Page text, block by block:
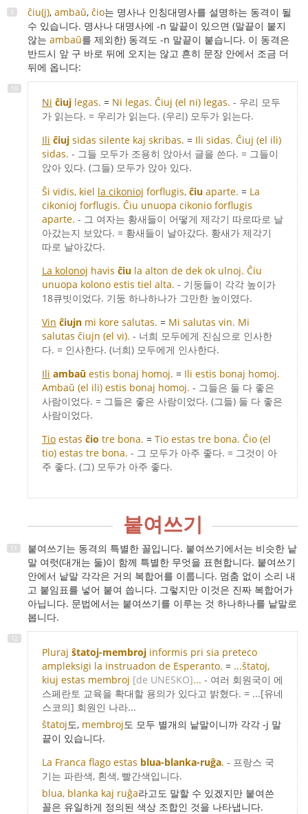
ĉiu(j), ambaŭ, ĉio는 명사나 인칭대명사를 설명하는 동격이 될
수 있습니다. 명사나 대명사에 -n 말끝이 있으면 (말끝이 붙지
않는 ambaŭ를 제외한) 동격도 -n 말끝이 붙습니다. 이 동격은
반드시 앞 구 바로 뒤에 오지는 않고 흔히 문장 안에서 조금 더
뒤에 옵니다:
Ni ĉiuj legas. = Ni legas. Ĉiuj (el ni) legas. - 우리 모두
가 읽는다. = 우리가 읽는다. (우리) 모두가 읽는다.
Ili ĉiuj sidas silente kaj skribas. = Ili sidas. Ĉiuj (el ili)
sidas. - 그들 모두가 조용히 앉아서 글을 쓴다. = 그들이
앉아 있다. (그들) 모두가 앉아 있다.
Ŝi vidis, kiel la cikonioj forflugis, ĉiu aparte. = La
cikonioj forflugis. Ĉiu unuopa cikonio forflugis
aparte. - 그 여자는 황새들이 어떻게 제각기 따로따로 날
아갔는지 보았다. = 황새들이 날아갔다. 황새가 제각기
따로 날아갔다.
La kolonoj havis ĉiu la alton de dek ok ulnoj. Ĉiu
unuopa kolono estis tiel alta. - 기둥들이 각각 높이가
18큐빗이었다. 기둥 하나하나가 그만한 높이였다.
Vin ĉiujn mi kore salutas. = Mi salutas vin. Mi
salutas ĉiujn (el vi). - 너희 모두에게 진심으로 인사한
다. = 인사한다. (너희) 모두에게 인사한다.
Ili ambaŭ estis bonaj homoj. = Ili estis bonaj homoj.
Ambaŭ (el ili) estis bonaj homoj. - 그들은 둘 다 좋은
사람이었다. = 그들은 좋은 사람이었다. (그들) 둘 다 좋은
사람이었다.
Tio estas ĉio tre bona. = Tio estas tre bona. Ĉio (el
tio) estas tre bona. - 그 모두가 아주 좋다. = 그것이 아
주 좋다. (그) 모두가 아주 좋다.
붙여쓰기
붙여쓰기는 동격의 특별한 꼴입니다. 붙여쓰기에서는 비슷한 낱
말 여럿(대개는 둘)이 함께 특별한 무엇을 표현합니다. 붙여쓰기
안에서 낱말 각각은 거의 복합어를 이룹니다. 멈춤 없이 소리 내
고 붙임표를 넣어 붙여 씁니다. 그렇지만 이것은 진짜 복합어가
아닙니다. 문법에서는 붙여쓰기를 이루는 것 하나하나를 낱말로
봅니다.
Pluraj ŝtatoj-membroj informis pri sia preteco
ampleksigi la instruadon de Esperanto. = ...ŝtatoj,
kiuj estas membroj [de UNESKO]... - 여러 회원국이 에
스페란토 교육을 확대할 용의가 있다고 밝혔다. = ...[유네
스코의] 회원인 나라...
ŝtatoj도, membroj도 모두 별개의 낱말이니까 각각 -j 말
끝이 있습니다.
La Franca flago estas blua-blanka-ruĝa. - 프랑스 국
기는 파란색, 흰색, 빨간색입니다.
blua, blanka kaj ruĝa라고도 말할 수 있겠지만 붙여쓴
꼴은 유일하게 정의된 색상 조합인 것을 나타냅니다.